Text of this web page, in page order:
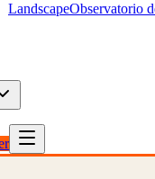
LandscapeObservatorio